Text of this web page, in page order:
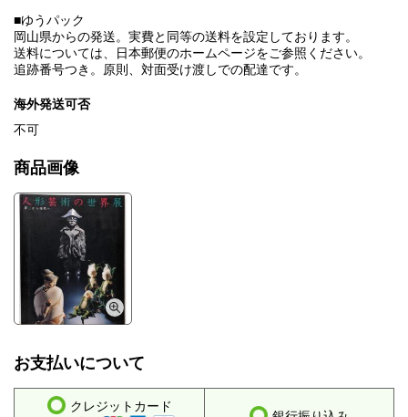
■ゆうパック
岡山県からの発送。実費と同等の送料を設定しております。
送料については、日本郵便のホームページをご参照ください。
追跡番号つき。原則、対面受け渡しでの配達です。
海外発送可否
不可
商品画像
お支払いについて
クレジットカード